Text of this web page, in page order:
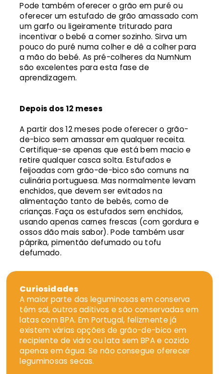
Pode também oferecer o grão em puré ou
oferecer um estufado de grão amassado com
um garfo ou ligeiramente triturado para
incentivar o bebé a comer sozinho. Sirva um
pouco do puré numa colher e dê a colher para
a mão do bebé. As pré-colheres da NumNum
são excelentes para esta fase de
aprendizagem.
Depois dos 12 meses
A partir dos 12 meses pode oferecer o grão-
de-bico sem amassar em qualquer receita.
Certifique-se apenas que está bem macio e
retire qualquer casca solta. Estufados e
feijoadas com grão-de-bico são comuns na
culinária portuguesa. Mas normalmente levam
enchidos, que devem ser evitados na
alimentação tanto de bebés, como de
crianças. Faça os estufados sem enchidos,
usando apenas carnes frescas (com gordura e
ossos dão mais sabor). Pode também usar
páprika, pimentão defumado ou tofu
defumado.
Curiosidades
A maior parte das leguminosas em conserva
têm sal, outros aditivos e são conservadas em
latas com BPA. Em Portugal, felizmente já
existem várias opções de grão-de-bico em
recipiente de vidro ou lata sem BPA e cozido
apenas em água. Se não consegue oferecer
leguminosas secas.